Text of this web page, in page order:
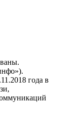
года в